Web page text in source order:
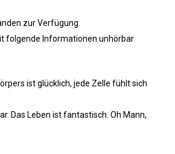
zur Verfügung.
folgende Informationen unhörbar
ist glücklich, jede Zelle fühlt sich
Das Leben ist fantastisch. Oh Mann,